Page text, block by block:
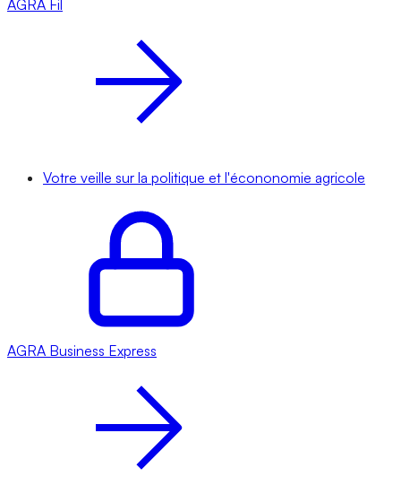
AGRA Fil
Votre veille sur la politique et l'écononomie agricole
AGRA Business Express